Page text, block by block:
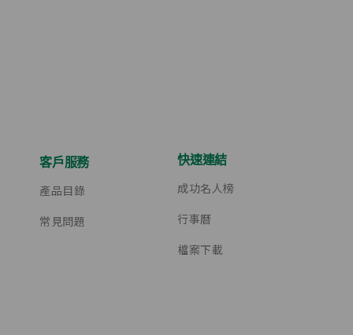
客戶服務
產品目錄
常見問題
快速連結
成功名人榜
行事曆
檔案下載